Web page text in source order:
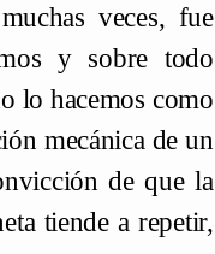
veces, fue
y sobre todo
lo hacemos como
mecánica de un
de que la
tiende a repetir,